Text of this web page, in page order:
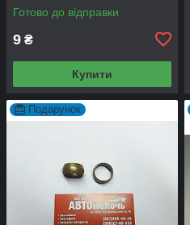
Готово до відправки
9 ₴
Купити
Подарунок